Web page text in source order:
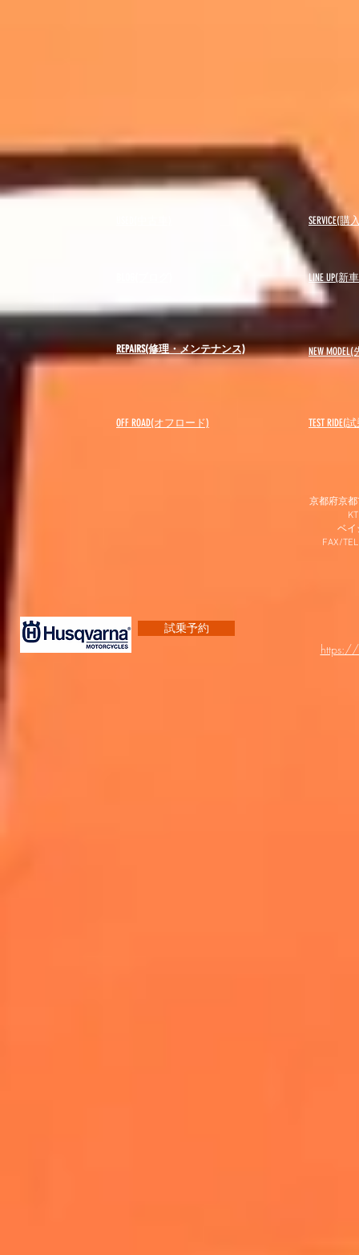
SERVICE(
LINE UP(新
REPAIRS(修理・メンテナンス) NEW MODEL(
OFF ROAD(オフロード) ​TEST RIDE(
京都府京
ベイ
FAX/
試乗予約
https://